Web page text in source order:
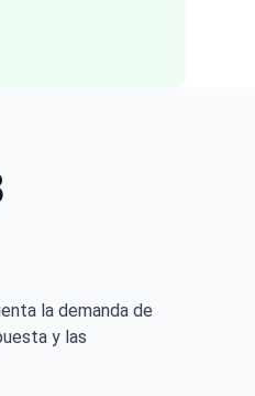
la demanda de
y las